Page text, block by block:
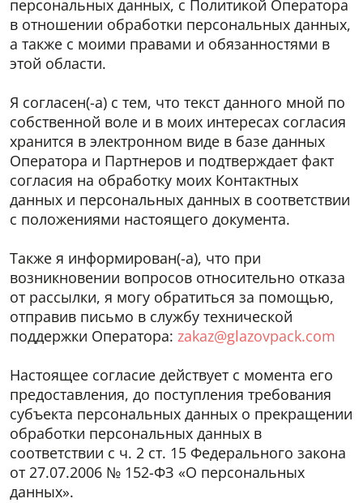
персональных данных, с Политикой Оператора
в отношении обработки персональных данных,
а также с моими правами и обязанностями в
этой области.
Я согласен(-а) с тем, что текст данного мной по
собственной воле и в моих интересах согласия
хранится в электронном виде в базе данных
Оператора и Партнеров и подтверждает факт
согласия на обработку моих Контактных
данных и персональных данных в соответствии
с положениями настоящего документа.
Также я информирован(-а), что при
возникновении вопросов относительно отказа
от рассылки, я могу обратиться за помощью,
отправив письмо в службу технической
поддержки Оператора: zakaz@glazovpack.com
Настоящее согласие действует с момента его
предоставления, до поступления требования
субъекта персональных данных о прекращении
обработки персональных данных в
соответствии с ч. 2 ст. 15 Федерального закона
от 27.07.2006 № 152-ФЗ «О персональных
данных».